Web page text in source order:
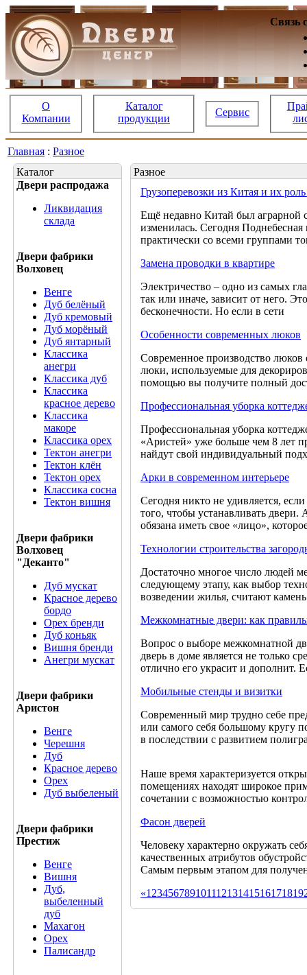
Связь
О
Компании
Каталог
продукции
Сервис
Главная : Разное
Каталог
Двери распродажа
Ликвидация
склада
Двери фабрики
Волховец
Венге
Дуб белёный
Дуб кремовый
Дуб морёный
Дуб янтарный
Классика
анегри
Классика дуб
Классика
красное дерево
Классика
макоре
Классика орех
Тектон анегри
Тектон клён
Тектон орех
Классика сосна
Тектон вишня
Двери фабрики
Волховец
"Деканто"
Дуб мускат
Красное дерево
бордо
Орех бренди
Дуб коньяк
Вишня бренди
Анегри мускат
Двери фабрики
Аристон
Венге
Черешня
Дуб
Красное дерево
Орех
Дуб выбеленый
Двери фабрики
Престиж
Венге
Вишня
Дуб,
выбеленный
дуб
Махагон
Орех
Палисандр
Разное
Грузоперевозки из Китая и их
Ещё недавно Китай был аграрной
изменилась. Сегодня
практически со всеми группами
Замена проводки в квартире
Электричество – одно из самых
так или иначе, зависит от него.
бесконечности. Но если в сети
Особенности современных люков
Современное производство люков
люки, используемые для
помощью вы получите полный
Профессиональная уборка
Профессиональная уборка
«Аристей» уже больше чем 8 лет
найдут свой индивидуальный
Арки в современном интерьере
Сегодня никто не удивляется,
того, чтобы устанавливать
обязана иметь свое «лицо»,
Технологии строительства
Достаточно многое число людей
следующему этапу, как выбор
возведении жилья, считают
Межкомнатные двери: как
Вопрос о выборе межкомнатной
дверь в доме является не только
отлично его украсит и дополнит.
Мобильные стенды и визитки
Современный мир трудно себе
или самого себя большому кругу
в последствии с развитием
Наше время характеризуется
помещениях находят широкое
сочетании с возможностью
Фасон дверей
Человеку характерно окружать
качественных атрибутов
Самым первым этапом для
«1 2345678910111213141516171819